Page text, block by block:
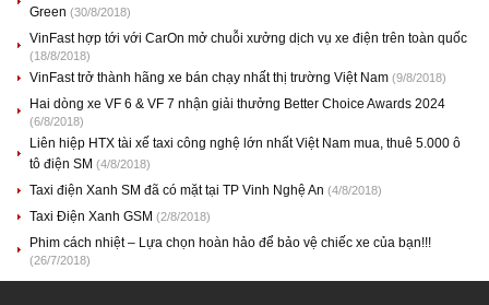
Green (30/8/2018)
VinFast hợp tới với CarOn mở chuỗi xưởng dịch vụ xe điện trên toàn quốc
(18/8/2018)
VinFast trở thành hãng xe bán chạy nhất thị trường Việt Nam (9/8/2018)
Hai dòng xe VF 6 & VF 7 nhận giải thưởng Better Choice Awards 2024
(6/8/2018)
Liên hiệp HTX tài xế taxi công nghệ lớn nhất Việt Nam mua, thuê 5.000 ô
tô điện SM (4/8/2018)
Taxi điện Xanh SM đã có mặt tại TP Vinh Nghệ An (4/8/2018)
Taxi Điện Xanh GSM (2/8/2018)
Phim cách nhiệt – Lựa chọn hoàn hảo để bảo vệ chiếc xe của bạn!!!
(26/7/2018)